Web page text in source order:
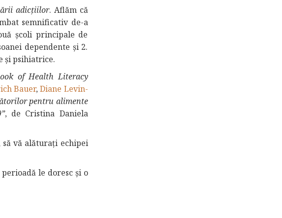
adicțiilor. Aflăm că
semnificativ de-a
școli principale de
dependente și 2.
și psihiatrice.
of Health Literacy
Bauer,Diane Levin-
pentru alimente
, de Cristina Daniela
vă alăturaţi echipei
le doresc și o